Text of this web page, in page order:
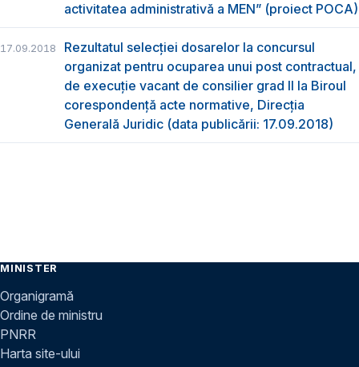
activitatea administrativă a MEN” (proiect POCA)
17.09.2018
Rezultatul selecției dosarelor la concursul
organizat pentru ocuparea unui post contractual,
de execuție vacant de consilier grad II la Biroul
corespondență acte normative, Direcția
Generală Juridic (data publicării: 17.09.2018)
MINISTER
Organigramă
Ordine de ministru
PNRR
Harta site-ului